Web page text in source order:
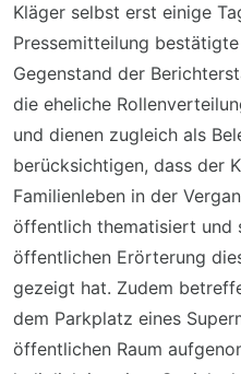
Kläger selbst erst einige
Pressemitteilung
Gegenstand der
die eheliche
und dienen zugleich als
berücksichtigen, dass der
Familienleben in der
öffentlich thematisiert und
öffentlichen Erörterung
gezeigt hat. Zudem
dem Parkplatz eines
öffentlichen Raum